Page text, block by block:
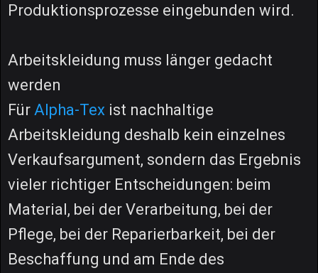
Produktionsprozesse eingebunden wird.
Arbeitskleidung muss länger gedacht
werden
Für Alpha-Tex ist nachhaltige
Arbeitskleidung deshalb kein einzelnes
Verkaufsargument, sondern das Ergebnis
vieler richtiger Entscheidungen: beim
Material, bei der Verarbeitung, bei der
Pflege, bei der Reparierbarkeit, bei der
Beschaffung und am Ende des